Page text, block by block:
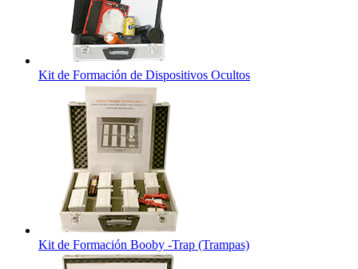
Kit de Formación de Dispositivos Ocultos
Kit de Formación Booby -Trap (Trampas)